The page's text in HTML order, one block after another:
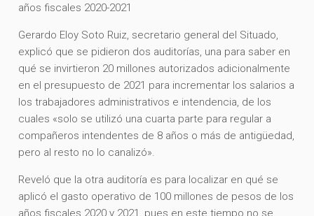
años fiscales 2020-2021
Gerardo Eloy Soto Ruiz, secretario general del Situado,
explicó que se pidieron dos auditorías, una para saber en
qué se invirtieron 20 millones autorizados adicionalmente
en el presupuesto de 2021 para incrementar los salarios a
los trabajadores administrativos e intendencia, de los
cuales «solo se utilizó una cuarta parte para regular a
compañeros intendentes de 8 años o más de antigüedad,
pero al resto no lo canalizó».
Reveló que la otra auditoría es para localizar en qué se
aplicó el gasto operativo de 100 millones de pesos de los
años fiscales 2020 y 2021, pues en este tiempo no se